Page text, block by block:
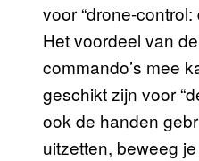
voor “drone-
Het voordeel van
commando’s mee
geschikt zijn voor
ook de handen
uitzetten, beweeg